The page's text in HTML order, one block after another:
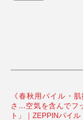
《春秋用パイル・
さ…空気を含んでフ
ト」｜ZEPPINパイル